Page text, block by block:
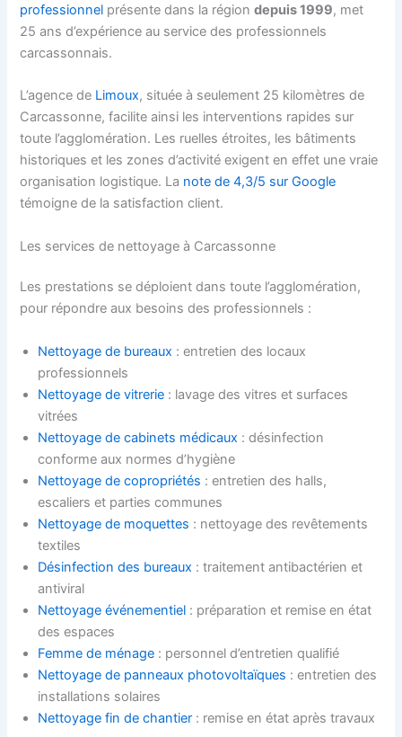
professionnel présente dans la régiondepuis 1999, met
25 ans d’expérience au service des professionnels
carcassonnais.
L’agence de Limoux, située à seulement 25 kilomètres de
Carcassonne, facilite ainsi les interventions rapides sur
toute l’agglomération. Les ruelles étroites, les bâtiments
historiques et les zones d’activité exigent en effet une vraie
organisation logistique. La note de 4,3/5 sur Google
témoigne de la satisfaction client.
Les services de nettoyage à Carcassonne
Les prestations se déploient dans toute l’agglomération,
pour répondre aux besoins des professionnels :
Nettoyage de bureaux : entretien des locaux
professionnels
Nettoyage de vitrerie : lavage des vitres et surfaces
vitrées
Nettoyage de cabinets médicaux : désinfection
conforme aux normes d’hygiène
Nettoyage de copropriétés : entretien des halls,
escaliers et parties communes
Nettoyage de moquettes : nettoyage des revêtements
textiles
Désinfection des bureaux : traitement antibactérien et
antiviral
Nettoyage événementiel : préparation et remise en état
des espaces
Femme de ménage : personnel d’entretien qualifié
Nettoyage de panneaux photovoltaïques : entretien des
installations solaires
Nettoyage fin de chantier : remise en état après travaux